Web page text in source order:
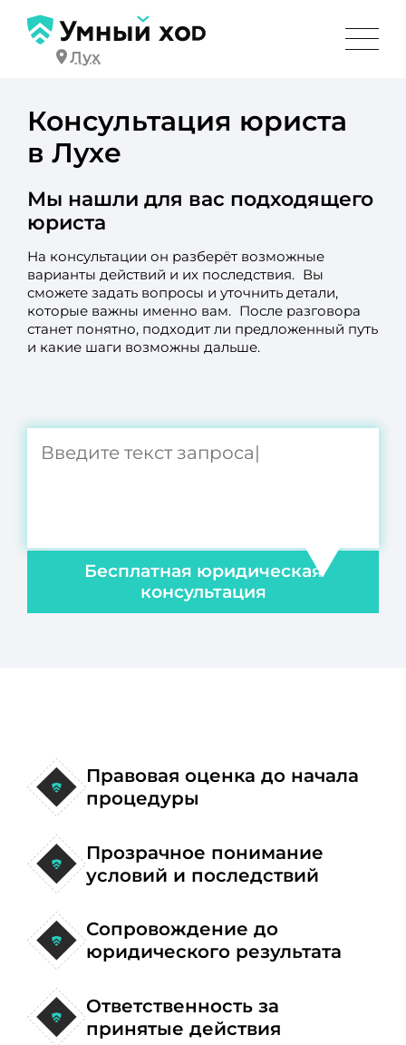
Лух
Консультация юриста
в Лухе
Мы нашли для вас подходящего
юриста
На консультации он разберёт возможные
варианты действий и их последствия. Вы
сможете задать вопросы и уточнить детали,
которые важны именно вам. После разговора
станет понятно, подходит ли предложенный путь
и какие шаги возможны дальше.
Бесплатная юридическая
консультация
Правовая оценка до начала
процедуры
Прозрачное понимание
условий и последствий
Сопровождение до
юридического результата
Ответственность за
принятые действия